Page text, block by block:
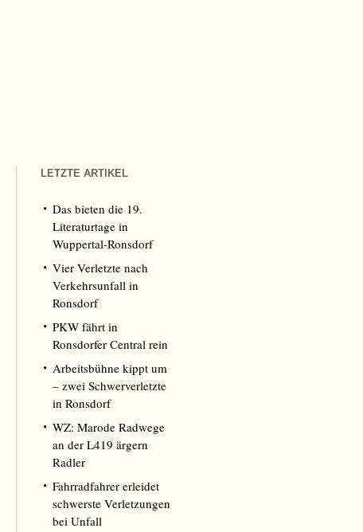
LETZTE ARTIKEL
Das bieten die 19.
Literaturtage in
Wuppertal-Ronsdorf
Vier Verletzte nach
Verkehrsunfall in
Ronsdorf
PKW fährt in
Ronsdorfer Central rein
Arbeitsbühne kippt um
– zwei Schwerverletzte
in Ronsdorf
WZ: Marode Radwege
an der L419 ärgern
Radler
Fahrradfahrer erleidet
schwerste Verletzungen
bei Unfall